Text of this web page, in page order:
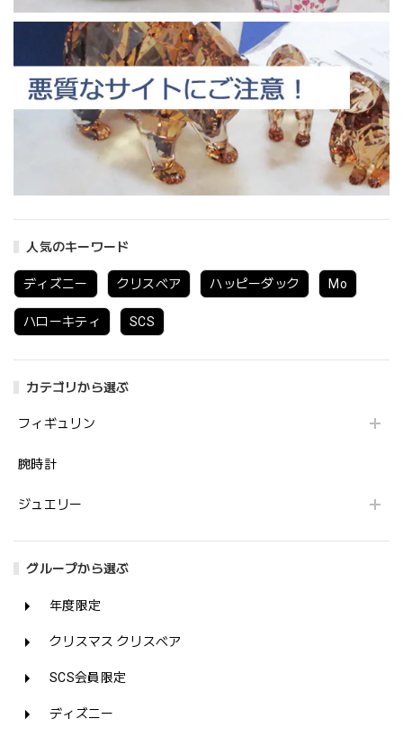
人気のキーワード
ディズニー クリスベア ハッピーダック Mo
ハローキティ SCS
カテゴリから選ぶ
フィギュリン
腕時計
ジュエリー
グループから選ぶ
年度限定
クリスマス クリスベア
SCS会員限定
ディズニー